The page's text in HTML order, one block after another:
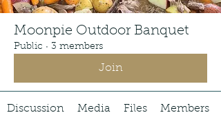
Moonpie Outdoor Banquet
Public · 3 members
Join
Discussion Media Files Members